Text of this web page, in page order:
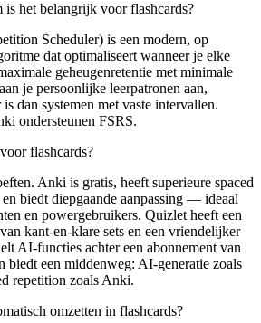
is het belangrijk voor flashcards?
Scheduler) is een modern, op
dat optimaliseert wanneer je elke
geheugenretentie met minimale
je persoonlijke leerpatronen aan,
dan systemen met vaste intervallen.
ondersteunen FSRS.
flashcards?
Anki is gratis, heeft superieure spaced
biedt diepgaande aanpassing — ideaal
en powergebruikers. Quizlet heeft een
kant-en-klare sets en een vriendelijker
AI-functies achter een abonnement van
biedt een middenweg: AI-generatie zoals
repetition zoals Anki.
omzetten in flashcards?